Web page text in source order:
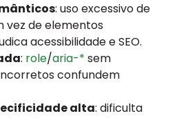
: uso excessivo de
vez de elementos
acessibilidade e SEO.
: role/aria-* sem
confundem
alta: dificulta